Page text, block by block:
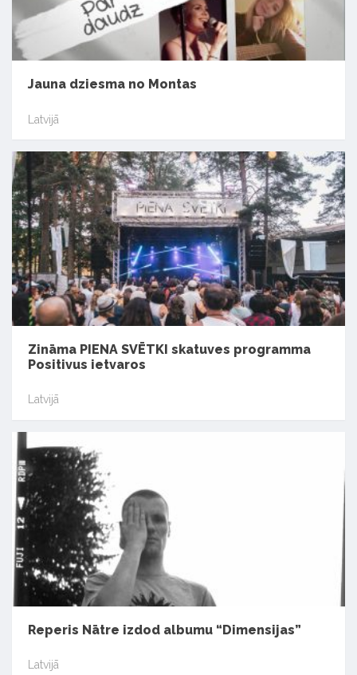
Jauna dziesma no Montas
Latvijā
Zināma PIENA SVĒTKI skatuves programma
Positivus ietvaros
Latvijā
Reperis Nātre izdod albumu “Dimensijas”
Latvijā